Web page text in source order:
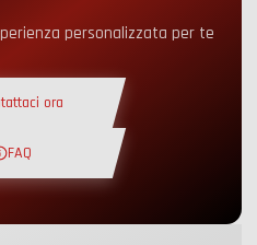
personalizzata per te
ora
FAQ